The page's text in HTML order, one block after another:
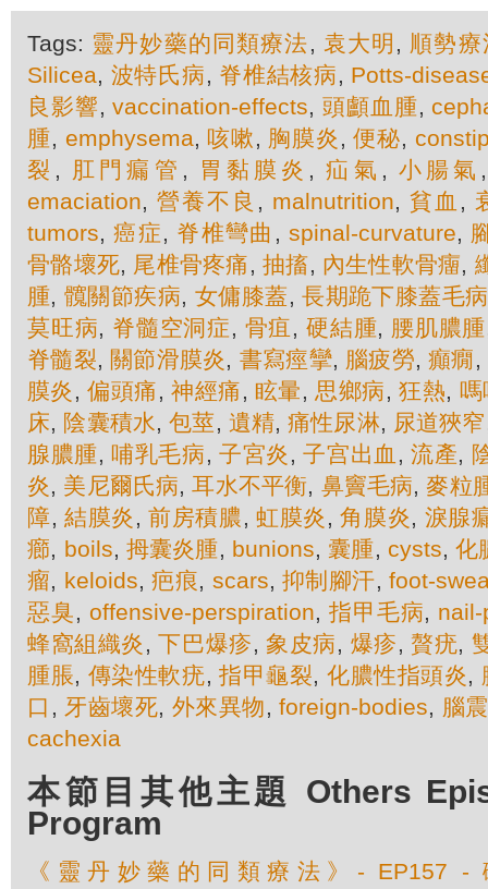
Tags: 靈丹妙藥的同類療法, 袁大明 , 順勢療
Silicea, 波特氏病, 脊椎結核病, Potts-
良影響,vaccination-effects,頭顱血腫,
腫, emphysema, 咳嗽, 胸膜炎 ,便秘,
裂 , 肛門瘺管 , 胃黏膜炎 ,疝氣 , 小腸氣
emaciation, 營養不良 , malnutrition, 貧血 ,
tumors,癌症, 脊椎彎曲 , spinal-curvature,
骨骼壞死, 尾椎骨疼痛, 抽搐, 內生性軟骨癅,
腫, 髖關節疾病, 女傭膝蓋,長期跪下膝蓋毛病
莫旺病, 脊髓空洞症, 骨疽,硬結腫, 腰肌膿腫
脊髓裂, 關節滑膜炎, 書寫痙攣, 腦疲勞,癲癇,
膜炎 ,偏頭痛,神經痛, 眩暈, 思鄉病,狂熱,
床, 陰囊積水,包莖, 遺精,痛性尿淋, 尿道狹窄
腺膿腫, 哺乳毛病,子宮炎 ,子宫出血 ,流產,
炎, 美尼爾氏病,耳水不平衡, 鼻竇毛病,麥粒
障,結膜炎 ,前房積膿,虹膜炎 ,角膜炎, 淚腺
癤, boils, 拇囊炎腫, bunions, 囊腫, cysts,化
瘤, keloids,疤痕, scars,抑制腳汗,foot-
惡臭, offensive-perspiration, 指甲毛病,
蜂窩組織炎 ,下巴爆疹,象皮病, 爆疹,贅疣,
腫脹, 傳染性軟疣,指甲龜裂, 化膿性指頭炎,
口 , 牙齒壞死, 外來異物, foreign-bodies, 腦
cachexia
本節目其他主題 Others
Program
《靈丹妙藥的同類療法》- EP157 -